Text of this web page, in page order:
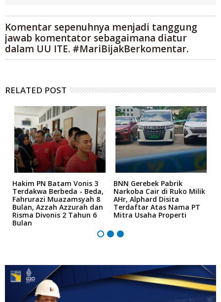
Komentar sepenuhnya menjadi tanggung
jawab komentator sebagaimana diatur
dalam UU ITE. #MariBijakBerkomentar.
RELATED POST
Hakim PN Batam Vonis 3
Terdakwa Berbeda - Beda,
Fahrurazi Muazamsyah 8
Bulan, Azzah Azzurah dan
Risma Divonis 2 Tahun 6
Bulan
BNN Gerebek Pabrik
Narkoba Cair di Ruko Milik
AHr, Alphard Disita
Terdaftar Atas Nama PT
Mitra Usaha Properti